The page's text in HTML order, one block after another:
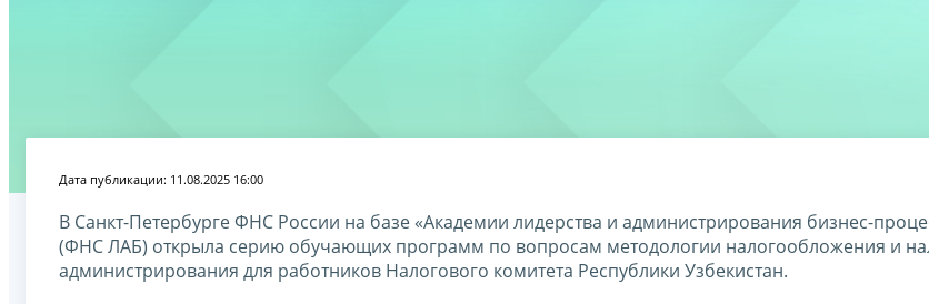
Дата публикации: 11.08.2025 16:00
В Санкт-Петербурге ФНС России на базе «Академии лидерства и администрирования бизнес-
(ФНС ЛАБ) открыла серию обучающих программ по вопросам методологии налогообложения и
администрирования для работников Налогового комитета Республики Узбекистан.